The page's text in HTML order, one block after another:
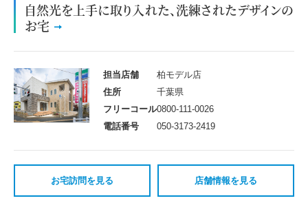
自然光を上手に取り入れた、洗練されたデザインの
お宅
担当店舗
柏モデル店
住所
千葉県
フリーコール0800-111-0026
電話番号
050-3173-2419
お宅訪問を見る 店舗情報を見る